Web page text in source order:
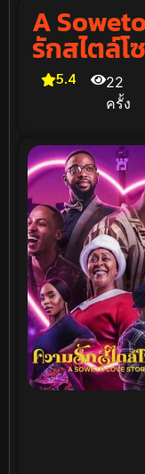
A
รักสไตล์โ
5.4
22
ครั้ง